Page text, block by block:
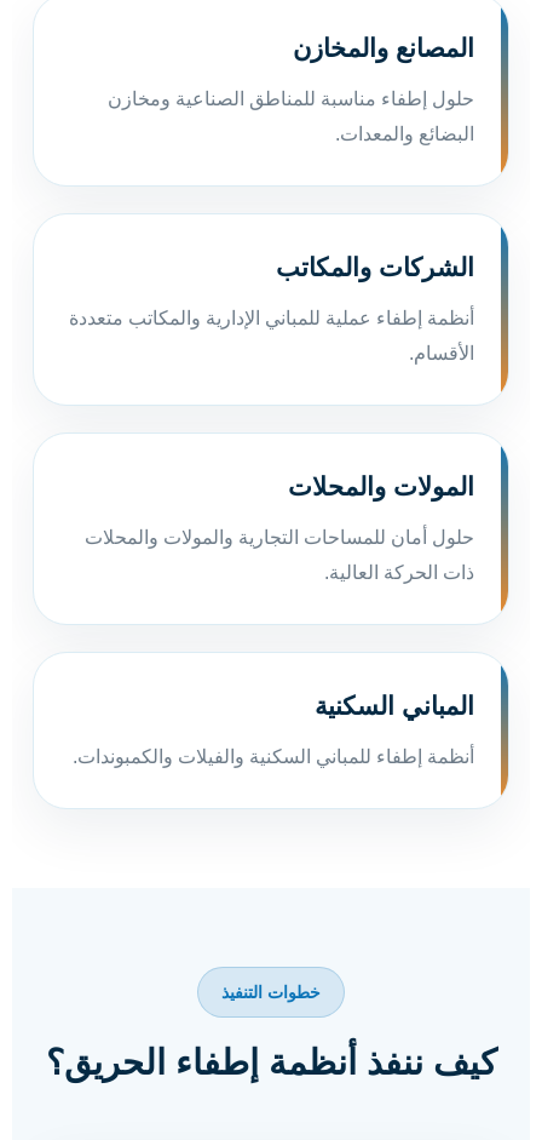
المصانع والمخازن
حلول إطفاء مناسبة للمناطق الصناعية ومخازن
البضائع والمعدات.
الشركات والمكاتب
أنظمة إطفاء عملية للمباني الإدارية والمكاتب متعددة
الأقسام.
المولات والمحلات
حلول أمان للمساحات التجارية والمولات والمحلات
ذات الحركة العالية.
المباني السكنية
أنظمة إطفاء للمباني السكنية والفيلات والكمبوندات.
خطوات التنفيذ
كيف ننفذ أنظمة إطفاء الحريق؟